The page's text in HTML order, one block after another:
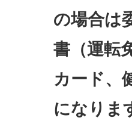
の場合は
書（運転
カード、
になりま